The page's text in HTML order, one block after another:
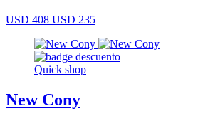
USD 408 USD 235
Quick shop
New Cony